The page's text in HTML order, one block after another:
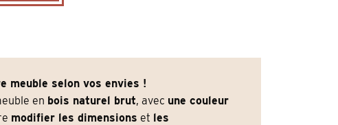
meuble selon vos envies !
en bois naturel brut, avec une couleur
modifier les dimensions et les